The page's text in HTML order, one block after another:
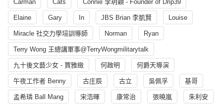
Carman Cats Connie 李玥穎 - Founder of Drip39
Elaine Gary In JBS Brian 李凱賢 Louise
Miracle 社交力學培訓導師 Norman Ryan
Terry Wong 王總講軍事@TerryWongmilitarytalk
九十後文藝少女 - 賈雅緻 何啟明 何爵天導演
午夜工作者 Benny 古庄辰 古立 吳佩孚 基哥
孟希璘 Ball Mang 宋浩暉 康常治 張曉嵐 朱利安